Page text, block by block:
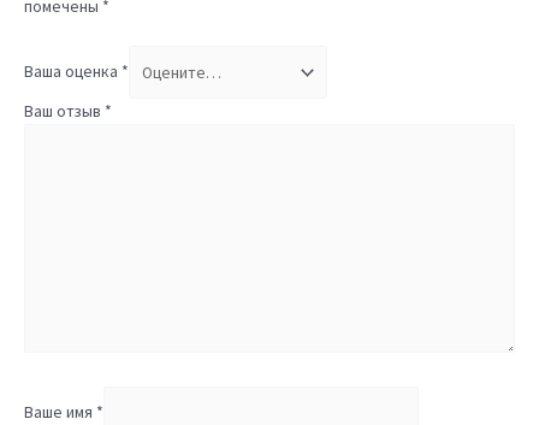
помечены *
Ваша оценка *
Ваш отзыв *
Ваше имя *